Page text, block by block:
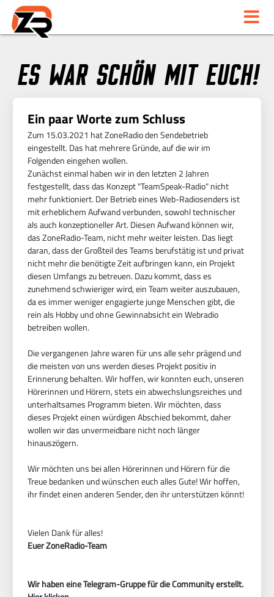
Es war schön mit euch!
Ein paar Worte zum Schluss
Zum 15.03.2021 hat ZoneRadio den Sendebetrieb
eingestellt. Das hat mehrere Gründe, auf die wir im
Folgenden eingehen wollen.
Zunächst einmal haben wir in den letzten 2 Jahren
festgestellt, dass das Konzept "TeamSpeak-Radio" nicht
mehr funktioniert. Der Betrieb eines Web-Radiosenders ist
mit erheblichem Aufwand verbunden, sowohl technischer
als auch konzeptioneller Art. Diesen Aufwand können wir,
das ZoneRadio-Team, nicht mehr weiter leisten. Das liegt
daran, dass der Großteil des Teams berufstätig ist und privat
nicht mehr die benötigte Zeit aufbringen kann, ein Projekt
diesen Umfangs zu betreuen. Dazu kommt, dass es
zunehmend schwieriger wird, ein Team weiter auszubauen,
da es immer weniger engagierte junge Menschen gibt, die
rein als Hobby und ohne Gewinnabsicht ein Webradio
betreiben wollen.
Die vergangenen Jahre waren für uns alle sehr prägend und
die meisten von uns werden dieses Projekt positiv in
Erinnerung behalten. Wir hoffen, wir konnten euch, unseren
Hörerinnen und Hörern, stets ein abwechslungsreiches und
unterhaltsames Programm bieten. Wir möchten, dass
dieses Projekt einen würdigen Abschied bekommt, daher
wollen wir das unvermeidbare nicht noch länger
hinauszögern.
Wir möchten uns bei allen Hörerinnen und Hörern für die
Treue bedanken und wünschen euch alles Gute! Wir hoffen,
ihr findet einen anderen Sender, den ihr unterstützen könnt!
Vielen Dank für alles!
Euer ZoneRadio-Team
Wir haben eine Telegram-Gruppe für die Community erstellt.